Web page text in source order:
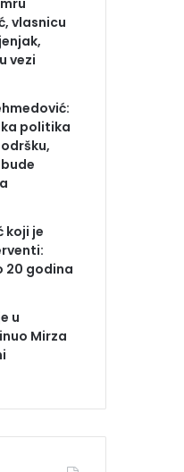
vlasnicu
vezi
politika
koji je
20 godina
u
Mirza